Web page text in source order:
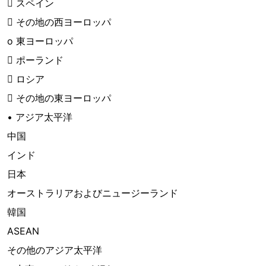
 スペイン
 その地の西ヨーロッパ
o 東ヨーロッパ
 ポーランド
 ロシア
 その地の東ヨーロッパ
• アジア太平洋
中国
インド
日本
オーストラリアおよびニュージーランド
韓国
ASEAN
その他のアジア太平洋